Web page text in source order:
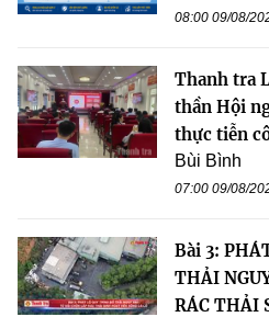
08:00 09/08/
Thanh tra
thần Hội
thực tiễn
Bùi Bình
07:00 09/08/
Bài 3:
THẢI
RÁC THẢI